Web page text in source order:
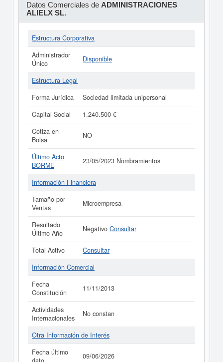
Datos Comerciales de ADMINISTRACIONES
ALIELX SL.
Estructura Corporativa
Administrador
Único
Disponible
Estructura Legal
Forma Jurídica
Sociedad limitada unipersonal
Capital Social
1.240.500 €
Cotiza en
Bolsa
NO
Último Acto
BORME
23/05/2023 Nombramientos
Información Financiera
Tamaño por
Ventas
Microempresa
Resultado
Último Año
Negativo Consultar
Total Activo
Consultar
Información Comercial
Fecha
Constitución
11/11/2013
Actividades
Internacionales
No constan
Otra Información de Interés
Fecha último
09/06/2026